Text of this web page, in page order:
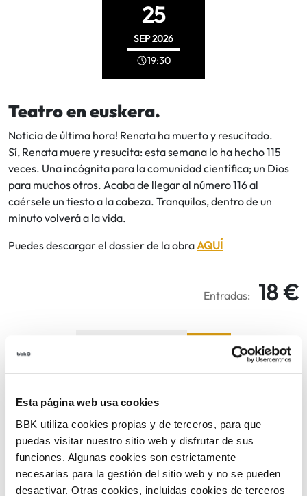
Esta página web usa cookies
BBK utiliza cookies propias y de terceros, para que
puedas visitar nuestro sitio web y disfrutar de sus
funciones. Algunas cookies son estrictamente
necesarias para la gestión del sitio web y no se pueden
desactivar. Otras cookies, incluidas cookies de terceros
25
SEP2026
19:30
Teatro en euskera.
Noticia de última hora! Renata ha muerto y resucitado.
Sí, Renata muere y resucita: esta semana lo ha hecho 115
veces. Una incógnita para la comunidad científica; un Dios
para muchos otros. Acaba de llegar al número 116 al
caérsele un tiesto a la cabeza. Tranquilos, dentro de un
minuto volverá a la vida.
Puedes descargar el dossier de la obra AQUÍ
Entradas: 18 €
TEMÁTICAS